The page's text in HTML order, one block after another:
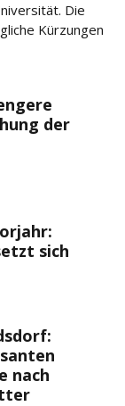
Die
Kürzungen
der
sich
nach